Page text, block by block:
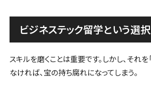
ビジネステック留学という選
スキルを磨くことは重要です。しかし、それを
なければ、宝の持ち腐れになってしまう。